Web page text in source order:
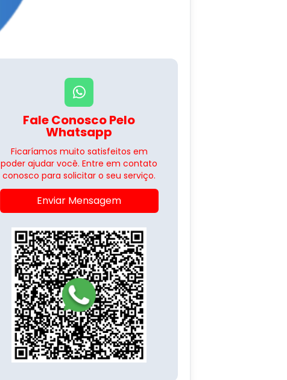
Fale Conosco Pelo
Whatsapp
Ficaríamos muito satisfeitos em
poder ajudar você. Entre em contato
conosco para solicitar o seu serviço.
Enviar Mensagem